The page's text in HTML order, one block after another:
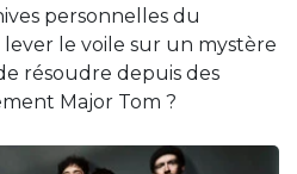
personnelles du
le voile sur un mystère
résoudre depuis des
Major Tom ?